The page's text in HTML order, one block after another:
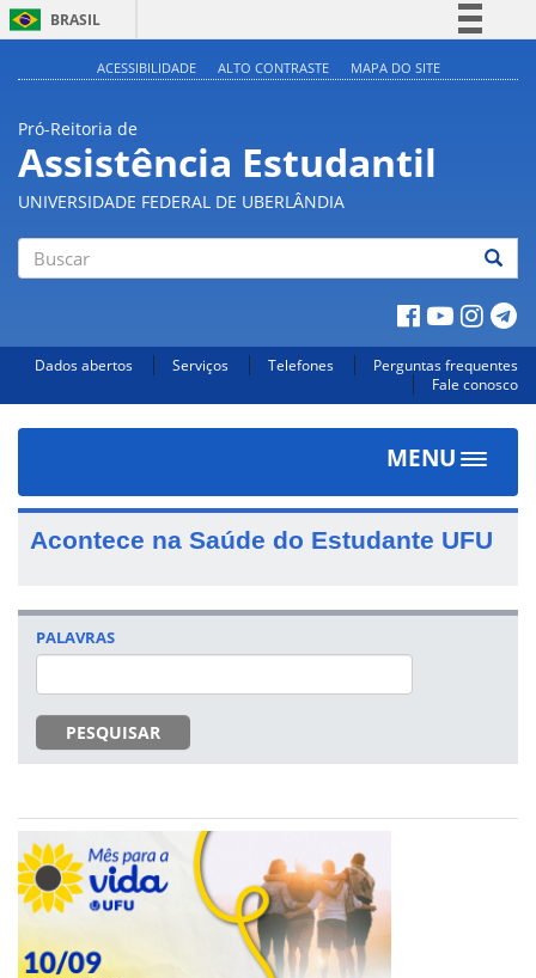
BRASIL
Acesso à informação
Legislação
Canais
ACESSIBILIDADE ALTO CONTRASTE MAPA DO SITE
Pró-Reitoria de
Assistência Estudantil
UNIVERSIDADE FEDERAL DE UBERLÂNDIA
Dados abertos Serviços Telefones
Perguntas frequentes
Fale conosco
MENU
Toggle
Acontece na Saúde do Estudante UFU
PALAVRAS
PESQUISAR